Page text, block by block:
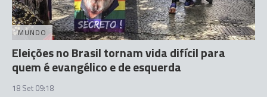
MUNDO
Eleições no Brasil tornam vida difícil para
quem é evangélico e de esquerda
18 Set 09:18